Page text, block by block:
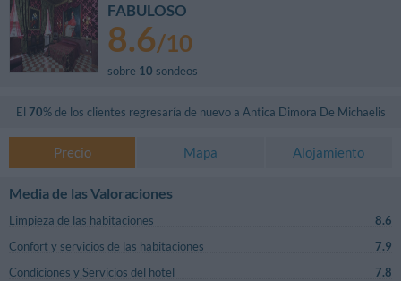
FABULOSO
8.6/10
sobre 10 sondeos
El 70% de los clientes regresaría de nuevo a Antica Dimora De Michaelis
Precio Mapa Alojamiento
Media de las Valoraciones
Limpieza de las habitaciones
8.6
Confort y servicios de las habitaciones
7.9
Condiciones y Servicios del hotel
7.8